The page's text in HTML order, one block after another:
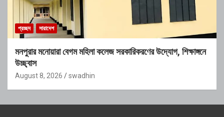
প্রচ্ছদ সারাদেশ
মনপুরার মনোয়ারা বেগম মহিলা কলেজ সরকারিকরণের উদ্যোগ, শিক্ষাঙ্গনে
উচ্ছ্বাস
August 8, 2026 swadhin